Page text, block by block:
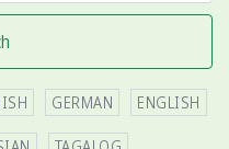
GERMAN ENGLISH